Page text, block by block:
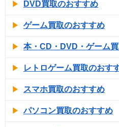
DVD買取のおすすめ
ゲーム買取のおすすめ
本・CD・DVD・ゲーム
レトロゲーム買取のおす
スマホ買取のおすすめ
パソコン買取のおすすめ